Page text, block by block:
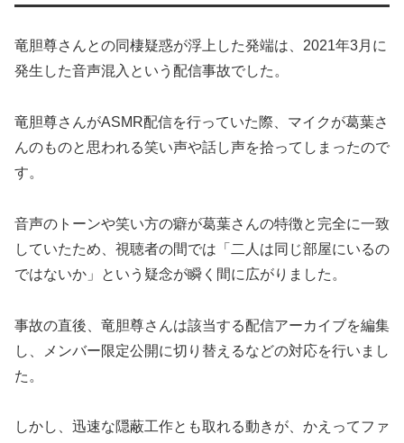
竜胆尊さんとの同棲疑惑が浮上した発端は、2021年3月に
発生した音声混入という配信事故でした。
竜胆尊さんがASMR配信を行っていた際、マイクが葛葉さ
んのものと思われる笑い声や話し声を拾ってしまったので
す。
音声のトーンや笑い方の癖が葛葉さんの特徴と完全に一致
していたため、視聴者の間では「二人は同じ部屋にいるの
ではないか」という疑念が瞬く間に広がりました。
事故の直後、竜胆尊さんは該当する配信アーカイブを編集
し、メンバー限定公開に切り替えるなどの対応を行いまし
た。
しかし、迅速な隠蔽工作とも取れる動きが、かえってファ